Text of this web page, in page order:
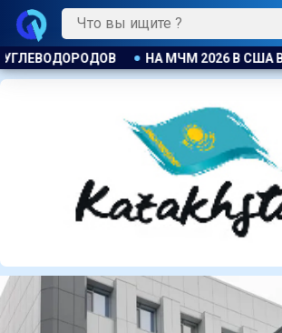
КАЗАХСТАНСКИЕ БАРЬЕРИСТЫ